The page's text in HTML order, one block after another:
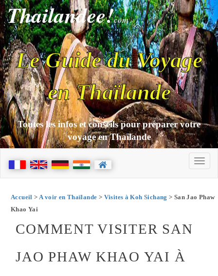
Thailandee!com
Le Guide du Voyage
en Thaïlande
Toutes les infos et conseils pour préparer votre
voyage en Thaïlande
Accueil > A voir en Thaïlande > Visites à Koh Sichang > San Jao Phaw
Khao Yai
COMMENT VISITER SAN
JAO PHAW KHAO YAI À